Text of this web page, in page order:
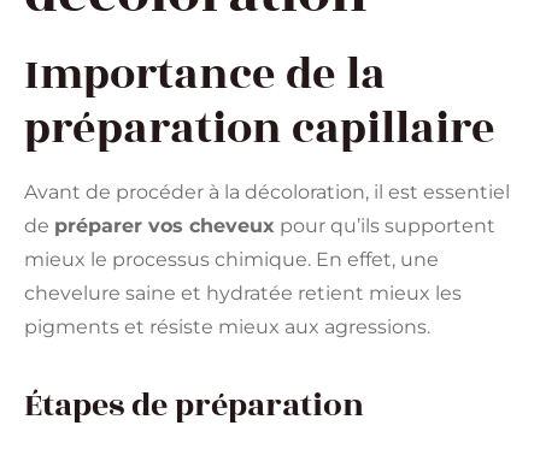
Importance de la
préparation capillaire
Avant de procéder à la décoloration, il est essentiel
de préparer vos cheveux pour qu’ils supportent
mieux le processus chimique. En effet, une
chevelure saine et hydratée retient mieux les
pigments et résiste mieux aux agressions.
Étapes de préparation